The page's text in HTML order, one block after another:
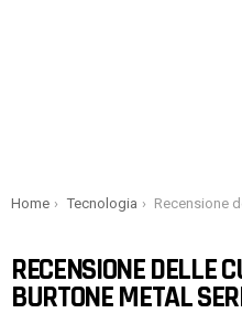
You are here:
Home Tecnologia Recensione delle cuffie wireless
RECENSIONE DELLE
BURTONE METAL